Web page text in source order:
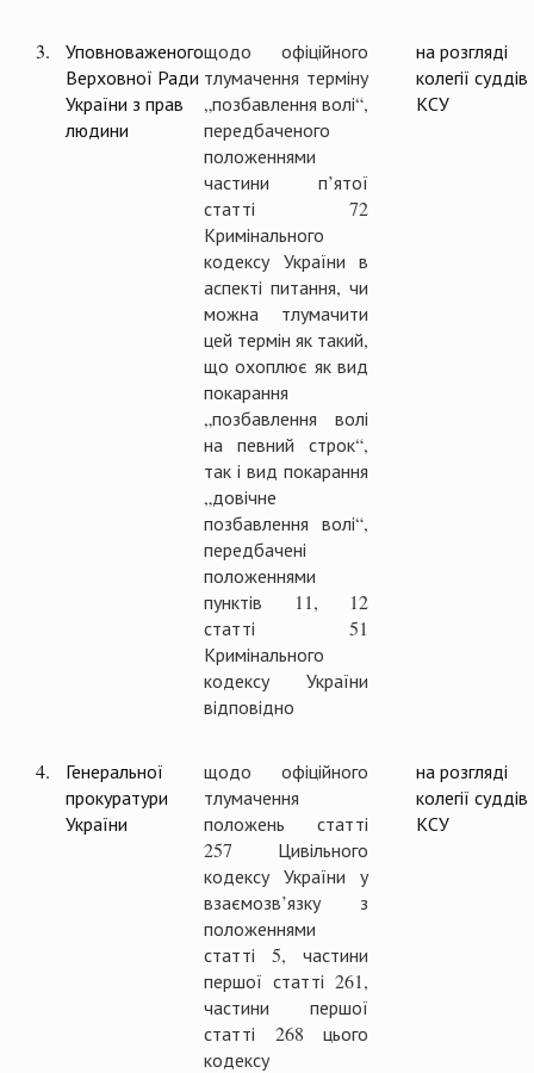
3.
Уповноваженого
Верховної Ради
України з прав
людини
щодо офіційного
тлумачення терміну
„позбавлення волі“,
передбаченого
положеннями
частини п’ятої
статті 72
Кримінального
кодексу України в
аспекті питання, чи
можна тлумачити
цей термін як такий,
що охоплює як вид
покарання
„позбавлення волі
на певний строк“,
так і вид покарання
„довічне
позбавлення волі“,
передбачені
положеннями
пунктів 11, 12
статті 51
Кримінального
кодексу України
відповідно
на розгляді
колегії суддів
КСУ
4.
Генеральної
прокуратури
України
щодо офіційного
тлумачення
положень статті
257 Цивільного
кодексу України у
взаємозв’язку з
положеннями
статті 5, частини
першої статті 261,
частини першої
статті 268 цього
кодексу
на розгляді
колегії суддів
КСУ